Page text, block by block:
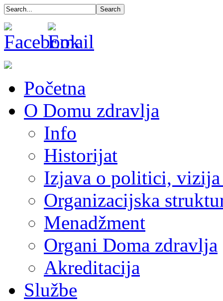
Početna
O Domu zdravlja
Info
Historijat
Izjava o politici,
Organizacijska
Menadžment
Organi Doma zdravlja
Akreditacija
Službe